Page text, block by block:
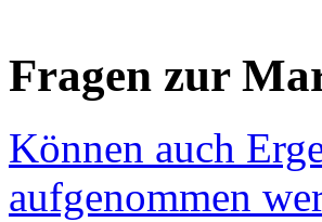
Fragen zur
Können auch
aufgenommen